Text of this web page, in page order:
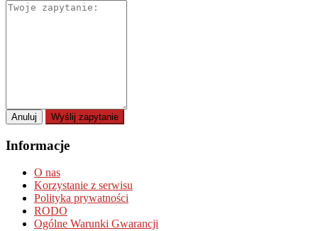
Anuluj Wyślij zapytanie
Informacje
O nas
Korzystanie z serwisu
Polityka prywatności
RODO
Ogólne Warunki Gwarancji